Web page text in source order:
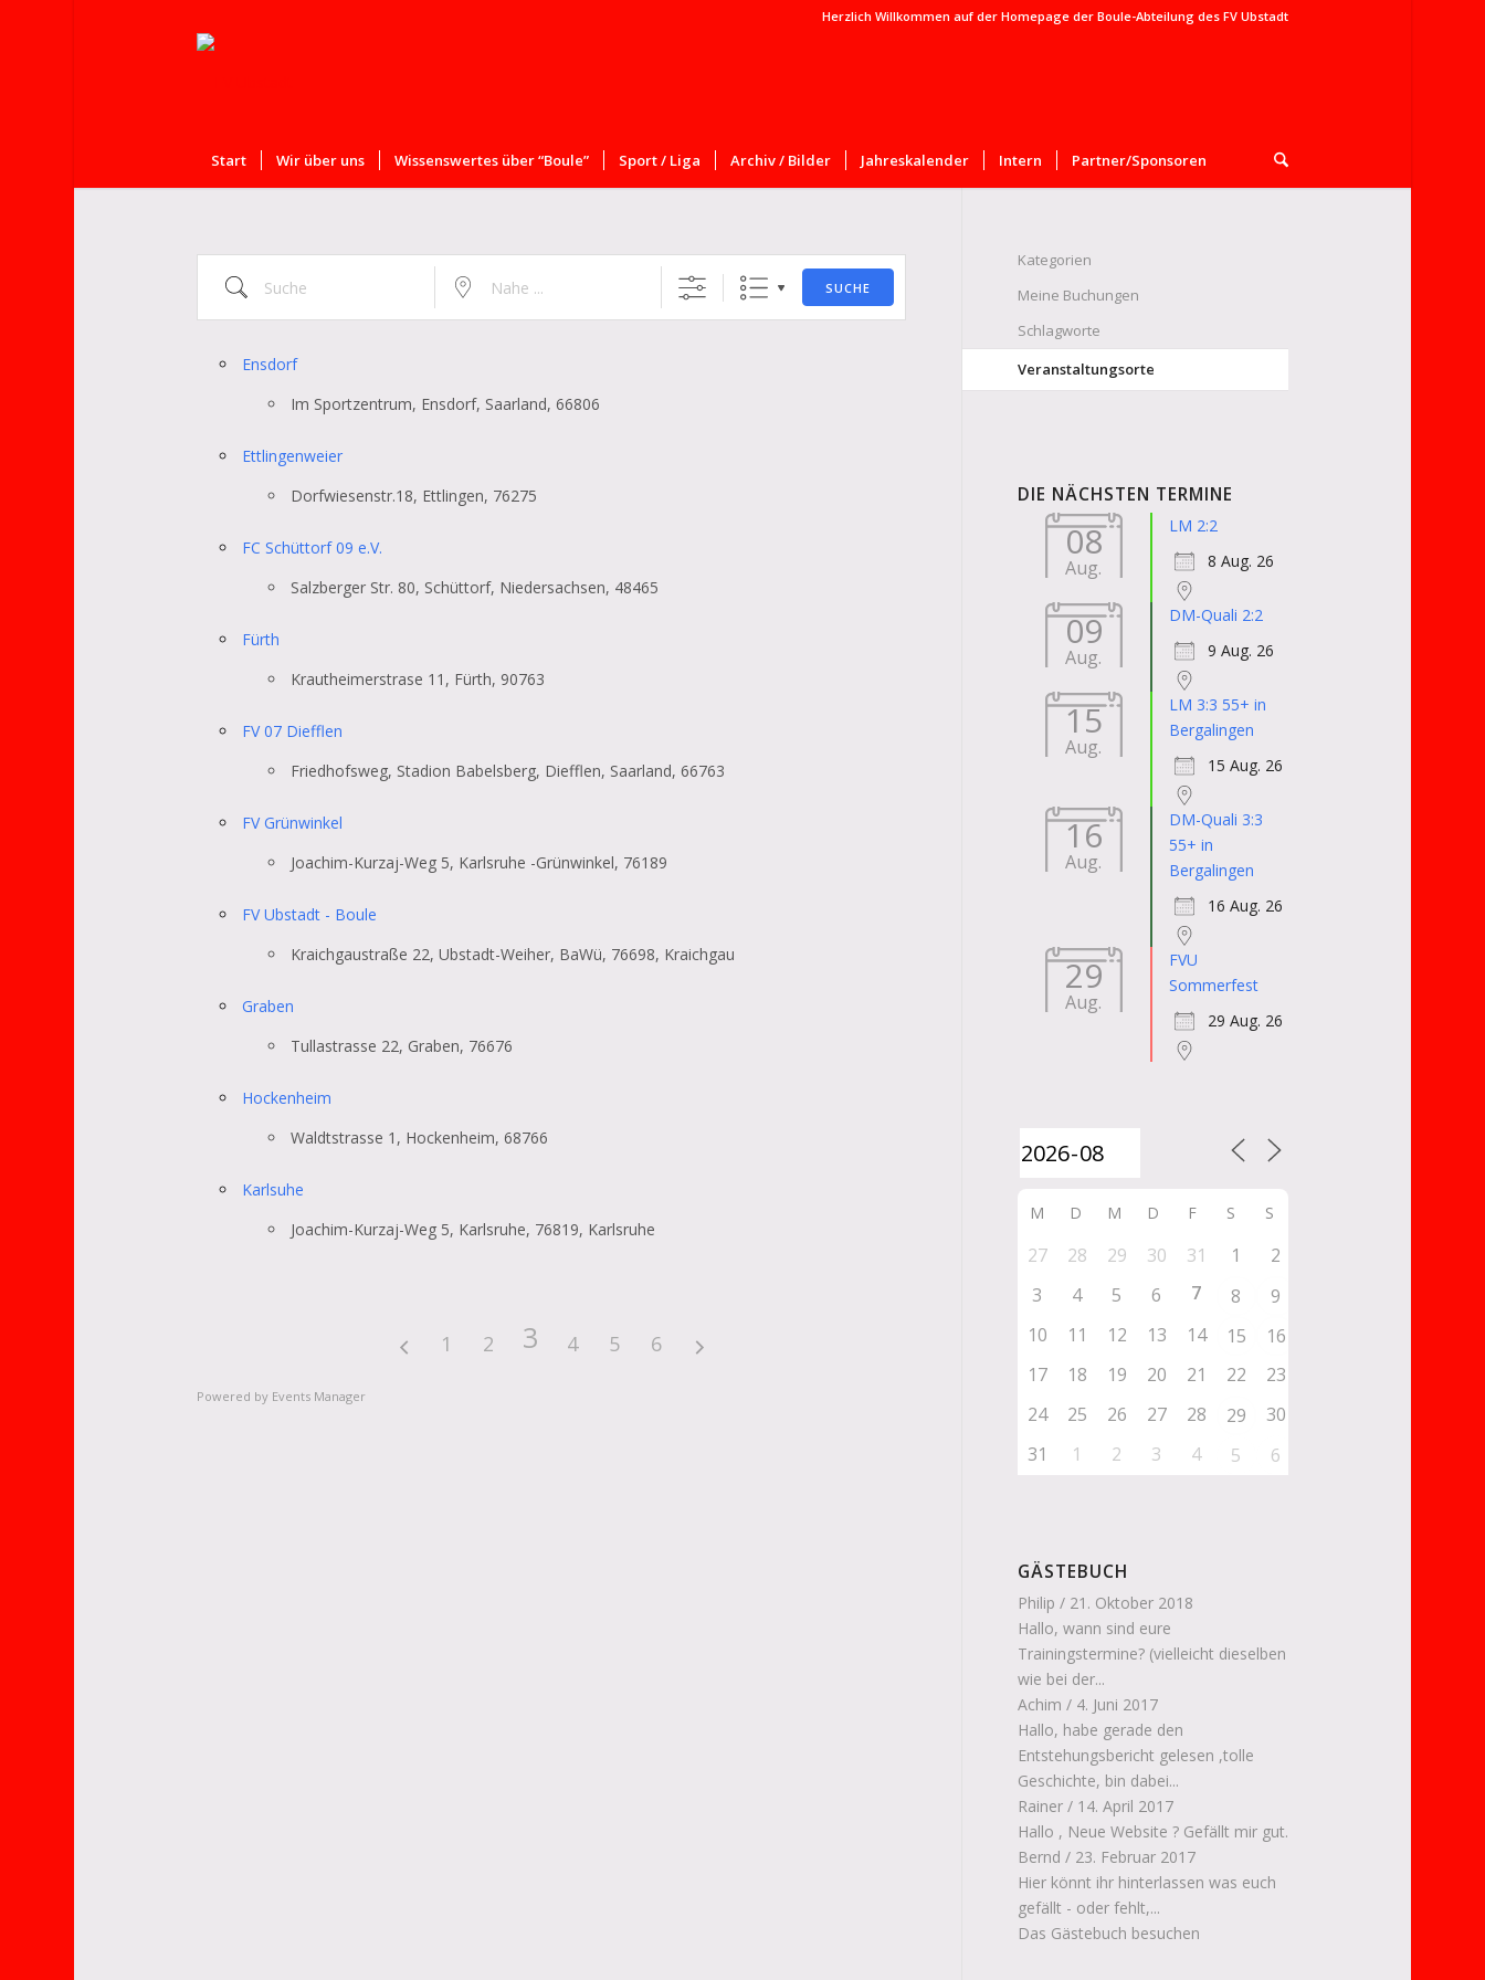
Herzlich Willkommen auf der Homepage der Boule-Abteilung des FV Ubstadt
Start Wir über uns Wissenswertes über “Boule” Sport / Liga Archiv / Bilder Jahreskalender Intern Partner/Sponsoren
Suche Nahe ... SUCHE
Land
Ensdorf
Im Sportzentrum, Ensdorf, Saarland, 66806
Ettlingenweier
Dorfwiesenstr.18, Ettlingen, 76275
FC Schüttorf 09 e.V.
Salzberger Str. 80, Schüttorf, Niedersachsen, 48465
Fürth
Krautheimerstrase 11, Fürth, 90763
FV 07 Diefflen
Friedhofsweg, Stadion Babelsberg, Diefflen, Saarland, 66763
FV Grünwinkel
Joachim-Kurzaj-Weg 5, Karlsruhe -Grünwinkel, 76189
FV Ubstadt - Boule
Kraichgaustraße 22, Ubstadt-Weiher, BaWü, 76698, Kraichgau
Graben
Tullastrasse 22, Graben, 76676
Hockenheim
Waldtstrasse 1, Hockenheim, 68766
Karlsuhe
Joachim-Kurzaj-Weg 5, Karlsruhe, 76819, Karlsruhe
1 2 3 4 5 6
Powered by Events Manager
Kategorien
Meine Buchungen
Schlagworte
Veranstaltungsorte
DIE NÄCHSTEN TERMINE
08
Aug.
LM 2:2
8 Aug. 26
09
Aug.
DM-Quali 2:2
9 Aug. 26
15
Aug.
LM 3:3 55+ in
Bergalingen
15 Aug. 26
16
Aug.
DM-Quali 3:3
55+ in
Bergalingen
16 Aug. 26
29
Aug.
FVU
Sommerfest
29 Aug. 26
M D M D F S S
27 28 29 30 31 1
2
3
4 5 6 7 8
9
10
11 12 13 14 15
16
17
18 19 20 21 22
23
24
25 26 27 28 29
30
31
1 2 3 4 5 6
GÄSTEBUCH
Philip / 21. Oktober 2018
Hallo, wann sind eure
Trainingstermine? (vielleicht dieselben
wie bei der...
Achim / 4. Juni 2017
Hallo, habe gerade den
Entstehungsbericht gelesen ,tolle
Geschichte, bin dabei...
Rainer/ 14. April 2017
Hallo , Neue Website ? Gefällt mir gut.
Bernd / 23. Februar 2017
Hier könnt ihr hinterlassen was euch
gefällt - oder fehlt,...
Das Gästebuch besuchen